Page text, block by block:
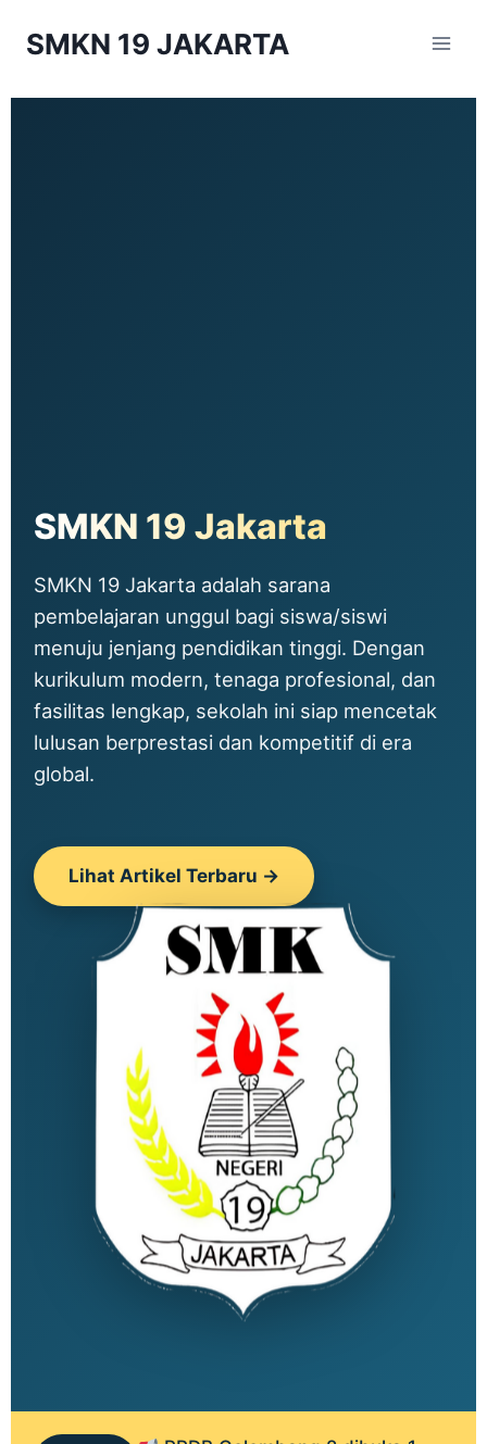
SMKN 19 JAKARTA
SMKN 19 Jakarta
SMKN 19 Jakarta adalah sarana
pembelajaran unggul bagi siswa/siswi
menuju jenjang pendidikan tinggi. Dengan
kurikulum modern, tenaga profesional, dan
fasilitas lengkap, sekolah ini siap mencetak
lulusan berprestasi dan kompetitif di era
global.
Lihat Artikel Terbaru →